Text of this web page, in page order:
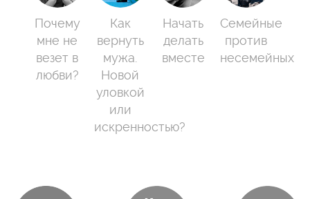
Почему
мне не
везет в
любви?
Как
вернуть
мужа.
Новой
уловкой
или
искренностью?
Начать
делать
вместе
Семейные
против
несемейных